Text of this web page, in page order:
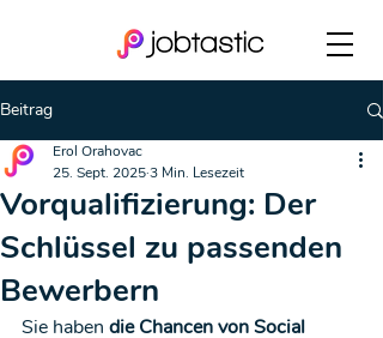
Beitrag
Vorqualifizierung: Der
Schlüssel zu passenden
Bewerbern
Erol Orahovac
25. Sept. 20253 Min. Lesezeit
Sie haben die Chancen von Social